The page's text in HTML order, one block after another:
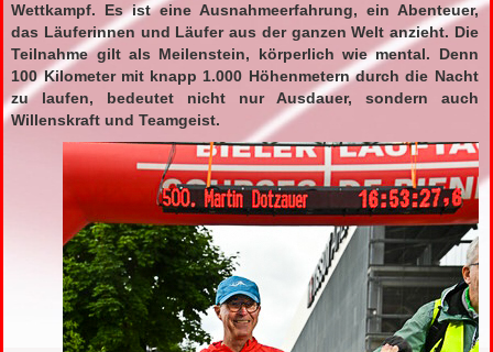
Wettkampf. Es ist eine Ausnahmeerfahrung, ein Abenteuer,
das Läuferinnen und Läufer aus der ganzen Welt anzieht. Die
Teilnahme gilt als Meilenstein, körperlich wie mental. Denn
100 Kilometer mit knapp 1.000 Höhenmetern durch die Nacht
zu laufen, bedeutet nicht nur Ausdauer, sondern auch
Willenskraft und Teamgeist.